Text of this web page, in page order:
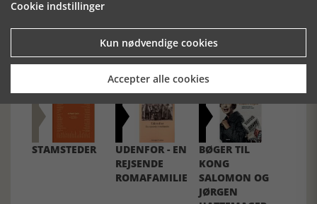
Forrige artikel
SE RELATEREDE ARTIKLER
STAMSTEDER
UDENFOR - EN
REJSENDE
ROMAFAMILIE
BØGER TIL
KONG
SALOMON OG
JØRGEN
Cookie indstillinger
Kun nødvendige cookies
Accepter alle cookies